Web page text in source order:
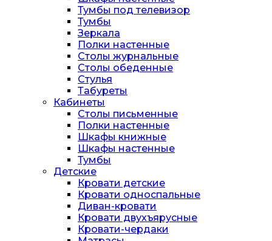
Тумбы под телевизор
Тумбы
Зеркала
Полки настенные
Столы журнальные
Столы обеденные
Стулья
Табуреты
Кабинеты
Столы письменные
Полки настенные
Шкафы книжные
Шкафы настенные
Тумбы
Детские
Кровати детские
Кровати односпальные
Диван-кровати
Кровати двухъярусные
Кровати-чердаки